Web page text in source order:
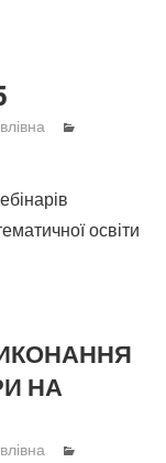
освіти
НА